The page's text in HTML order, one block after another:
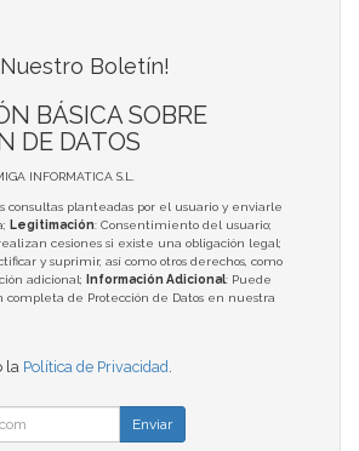
Boletín!
BÁSICA SOBRE
DE DATOS
INFORMATICA S.L.
consultas planteadas por el usuario y enviarle
Legitimación: Consentimiento del usuario;
realizan cesiones si existe una obligación legal;
y suprimir, así como otros derechos, como
adicional;
Información Adicional: Puede
completa de Protección de Datos en nuestra
la Política de Privacidad
Enviar